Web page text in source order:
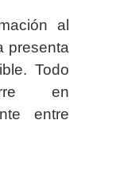
al
presenta
Todo
en
entre